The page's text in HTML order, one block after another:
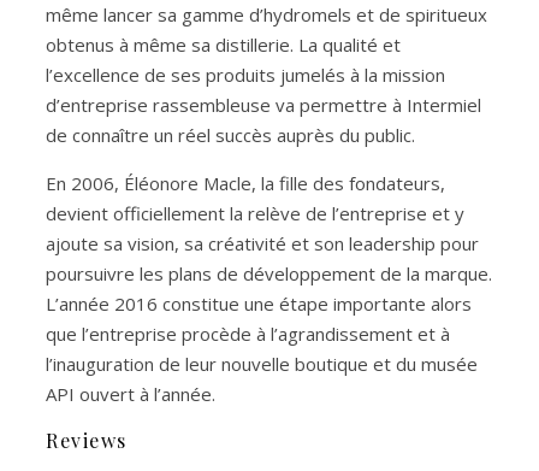
même lancer sa gamme d’hydromels et de spiritueux
obtenus à même sa distillerie. La qualité et
l’excellence de ses produits jumelés à la mission
d’entreprise rassembleuse va permettre à Intermiel
de connaître un réel succès auprès du public.
En 2006, Éléonore Macle, la fille des fondateurs,
devient officiellement la relève de l’entreprise et y
ajoute sa vision, sa créativité et son leadership pour
poursuivre les plans de développement de la marque.
L’année 2016 constitue une étape importante alors
que l’entreprise procède à l’agrandissement et à
l’inauguration de leur nouvelle boutique et du musée
API ouvert à l’année.
Reviews